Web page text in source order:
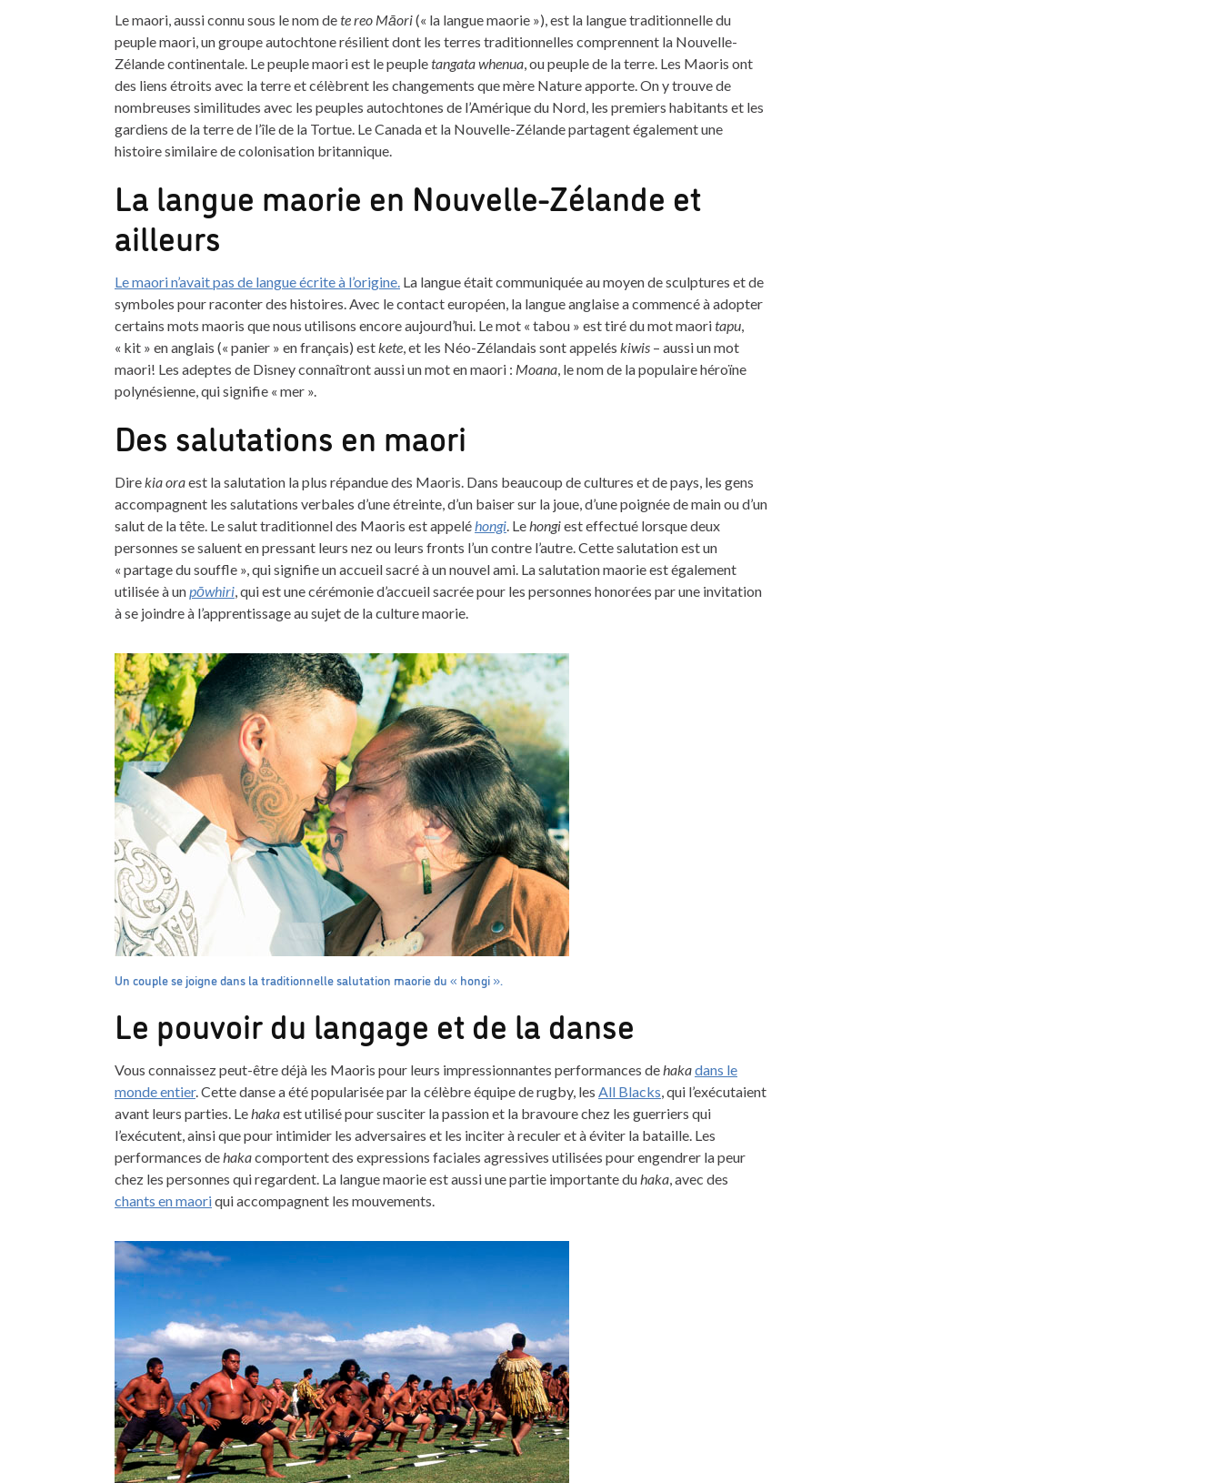
Le maori, aussi connu sous le nom dete reo Māori(« la langue maorie »), est la langue traditionnelle du
peuple maori, un groupe autochtone résilient dont les terres traditionnelles comprennent la Nouvelle-
Zélande continentale. Le peuple maori est le peupletangata whenua, ou peuple de la terre. Les Maoris ont
des liens étroits avec la terre et célèbrent les changements que mère Nature apporte. On y trouve de
nombreuses similitudes avec les peuples autochtones de l’Amérique du Nord, les premiers habitants et les
gardiens de la terre de l’île de la Tortue. Le Canada et la Nouvelle-Zélande partagent également une
histoire similaire de colonisation britannique.
La langue maorie en Nouvelle-Zélande et
ailleurs
Le maori n’avait pas de langue écrite à l’origine. La langue était communiquée au moyen de sculptures et de
symboles pour raconter des histoires. Avec le contact européen, la langue anglaise a commencé à adopter
certains mots maoris que nous utilisons encore aujourd’hui. Le mot « tabou » est tiré du mot maoritapu,
« kit » en anglais (« panier » en français) estkete, et les Néo-Zélandais sont appelés kiwis – aussi un mot
maori! Les adeptes de Disney connaîtront aussi un mot en maori : Moana, le nom de la populaire héroïne
polynésienne, qui signifie « mer ».
Des salutations en maori
Direkia oraest la salutation la plus répandue des Maoris. Dans beaucoup de cultures et de pays, les gens
accompagnent les salutations verbales d’une étreinte, d’un baiser sur la joue, d’une poignée de main ou d’un
salut de la tête. Le salut traditionnel des Maoris est appeléhongi. Lehongiest effectué lorsque deux
personnes se saluent en pressant leurs nez ou leurs fronts l’un contre l’autre. Cette salutation est un
« partage du souffle », qui signifie un accueil sacré à un nouvel ami. La salutation maorie est également
utilisée à unpōwhiri, qui est une cérémonie d’accueil sacrée pour les personnes honorées par une invitation
à se joindre à l’apprentissage au sujet de la culture maorie.
Un couple se joigne dans la traditionnelle salutation maorie du « hongi ».
Le pouvoir du langage et de la danse
Vous connaissez peut-être déjà les Maoris pour leurs impressionnantes performances dehakadans le
monde entier. Cette danse a été popularisée par la célèbre équipe de rugby, les All Blacks, qui l’exécutaient
avant leurs parties. Lehakaest utilisé pour susciter la passion et la bravoure chez les guerriers qui
l’exécutent, ainsi que pour intimider les adversaires et les inciter à reculer et à éviter la bataille. Les
performances dehakacomportent des expressions faciales agressives utilisées pour engendrer la peur
chez les personnes qui regardent. La langue maorie est aussi une partie importante duhaka, avec des
chants en maoriqui accompagnent les mouvements.